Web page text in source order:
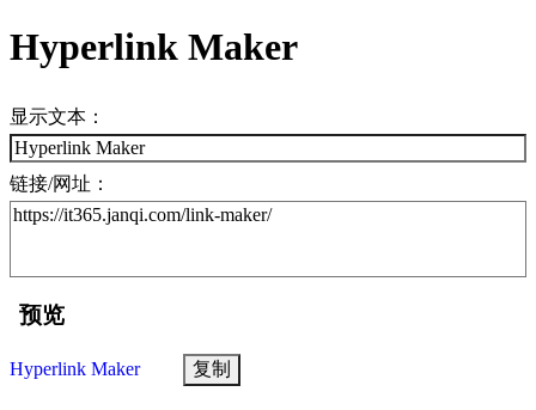
Hyperlink Maker
显示文本：
链接/网址：
预览
Hyperlink Maker 复制